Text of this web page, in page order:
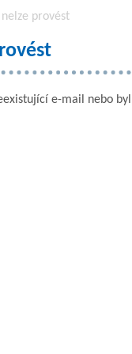
provést
e-mail nebo